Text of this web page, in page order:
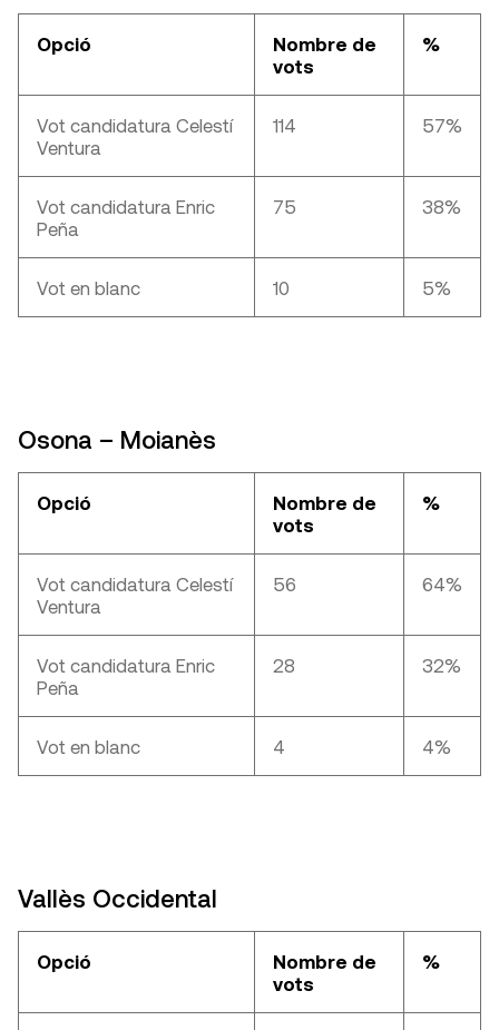
Opció
Nombre de
vots
%
Vot candidatura Celestí
Ventura
114 57%
Vot candidatura Enric
Peña
75 38%
Vot en blanc 10 5%
Osona – Moianès
Opció
Nombre de
vots
%
Vot candidatura Celestí
Ventura
56 64%
Vot candidatura Enric
Peña
28 32%
Vot en blanc 4 4%
Vallès Occidental
Opció
Nombre de
vots
%